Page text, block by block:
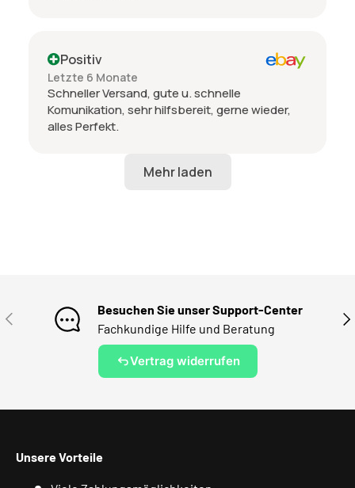
Positiv
Letzte 6 Monate
Schneller Versand, gute u. schnelle
Komunikation, sehr hilfsbereit, gerne wieder,
alles Perfekt.
VORHERIGE
Besuchen Sie unser Support-Center
Fachkundige Hilfe und Beratung
Vertrag widerrufen
Unsere Vorteile